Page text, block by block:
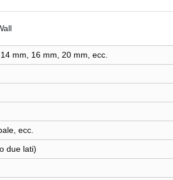
mm, 16 mm, 20 mm, ecc.
ecc.
due lati)